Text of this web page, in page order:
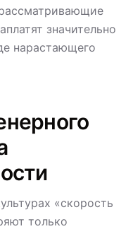
значительно
нарастающего
«скорость
только